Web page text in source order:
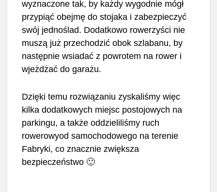
wyznaczone tak, by każdy wygodnie mógł
przypiąć obejmę do stojaka i zabezpieczyć
swój jednoślad. Dodatkowo rowerzyści nie
muszą już przechodzić obok szlabanu, by
następnie wsiadać z powrotem na rower i
wjeżdżać do garażu.
Dzięki temu rozwiązaniu zyskaliśmy więc
kilka dodatkowych miejsc postojowych na
parkingu, a także oddzieliliśmy ruch
rowerowyod samochodowego na terenie
Fabryki, co znacznie zwiększa
bezpieczeństwo 🙂